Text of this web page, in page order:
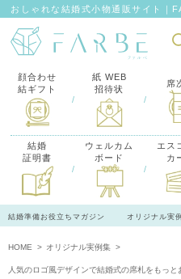
おしゃれな結婚式小物通販サイト｜
顔合わせ
結ギフト
/
紙 WEB
招待状
/
席
結婚
証明書
/
ウェルカム
ボード
/
エス
カ
結婚準備お役立ちマガジン オリジナル実
HOME オリジナル実例集
人気のロゴ風デザインで結婚式の席札をもっ